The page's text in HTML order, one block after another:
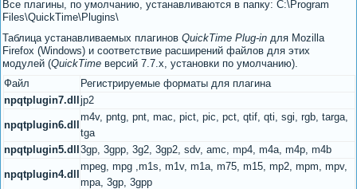
Все плагины, по умолчанию, устанавливаются в папку: C:\Program
Files\QuickTime\Plugins\
Таблица устанавливаемых плагинов QuickTime Plug-in для Mozilla
Firefox (Windows) и соответствие расширений файлов для этих
модулей (QuickTime версий 7.7.х, установки по умолчанию).
Файл
Регистрируемые форматы для плагина
npqtplugin7.dll jp2
npqtplugin6.dll
m4v, pntg, pnt, mac, pict, pic, pct, qtif, qti, sgi, rgb, targa,
tga
npqtplugin5.dll 3gp, 3gpp, 3g2, 3gp2, sdv, amc, mp4, m4a, m4p, m4b
npqtplugin4.dll
mpeg, mpg ,m1s, m1v, m1a, m75, m15, mp2, mpm, mpv,
mpa, 3gp, 3gpp